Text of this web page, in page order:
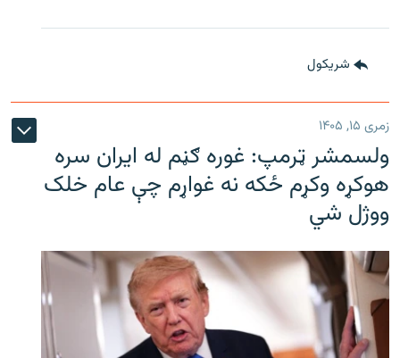
شريکول
زمری ۱۵, ۱۴۰۵
ولسمشر ټرمپ: غوره ګڼم له ایران سره
هوکړه وکړم ځکه نه غواړم چې عام خلک
ووژل شي